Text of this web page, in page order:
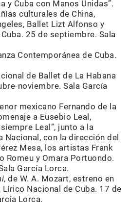
y Cuba con Manos Unidas”.
culturales de China,
Ballet Lizt Alfonso y
25 de septiembre. Sala
Contemporánea de Cuba.
de Ballet de La Habana
noviembre. Sala García
mexicano Fernando de la
a Eusebio Leal,
Leal”, junto a la
Nacional, con la dirección del
Mesa, los artistas Frank
Romeu y Omara Portuondo.
García Lorca.
, de W. A. Mozart, estreno en
Nacional de Cuba. 17 de
Lorca.